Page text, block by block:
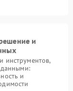
и
инструментов,
данными:
и